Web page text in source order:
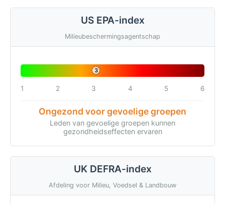
US EPA-index
Milieubeschermingsagentschap
3
1 2 3 4 5 6
Ongezond voor gevoelige groepen
Leden van gevoelige groepen kunnen
gezondheidseffecten ervaren
UK DEFRA-index
Afdeling voor Milieu, Voedsel & Landbouw